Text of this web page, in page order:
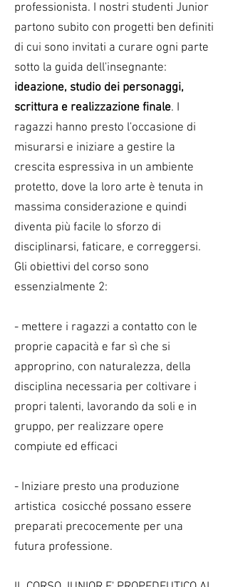
professionista. I nostri studenti Junior
partono subito con progetti ben definiti
di cui sono invitati a curare ogni parte
sotto la guida dell'insegnante:
ideazione, studio dei personaggi,
scrittura e realizzazione finale. I
ragazzi hanno presto l'occasione di
misurarsi e iniziare a gestire la
crescita espressiva in un ambiente
protetto, dove la loro arte è tenuta in
massima considerazione e quindi
diventa più facile lo sforzo di
disciplinarsi, faticare, e correggersi.
Gli obiettivi del corso sono
essenzialmente 2:
- mettere i ragazzi a contatto con le
proprie capacità e far sì che si
approprino, con naturalezza, della
disciplina necessaria per coltivare i
propri talenti, lavorando da soli e in
gruppo, per realizzare opere
compiute ed efficaci
- Iniziare presto una produzione
artistica cosicché possano essere
preparati precocemente per una
futura professione.